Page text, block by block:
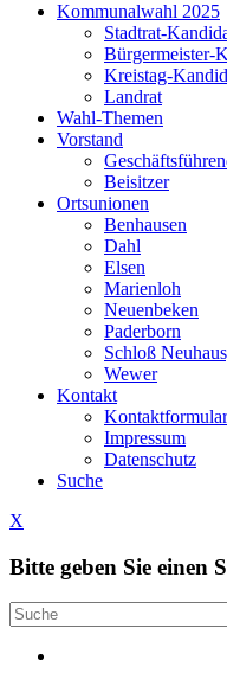
Kommunalwahl 2025
Stadtrat-
Bürgermeister-
Kreistag-
Landrat
Wahl-Themen
Vorstand
Beisitzer
Ortsunionen
Benhausen
Dahl
Elsen
Marienloh
Neuenbeken
Paderborn
Schloß
Wewer
Kontakt
Kontaktformular
Impressum
Datenschutz
Suche
X
Bitte geben Sie einen